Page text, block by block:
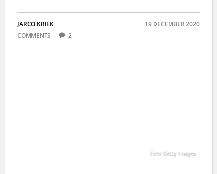
JARCO KRIEK
19 DECEMBER 2020
COMMENTS
2
Foto Getty Images